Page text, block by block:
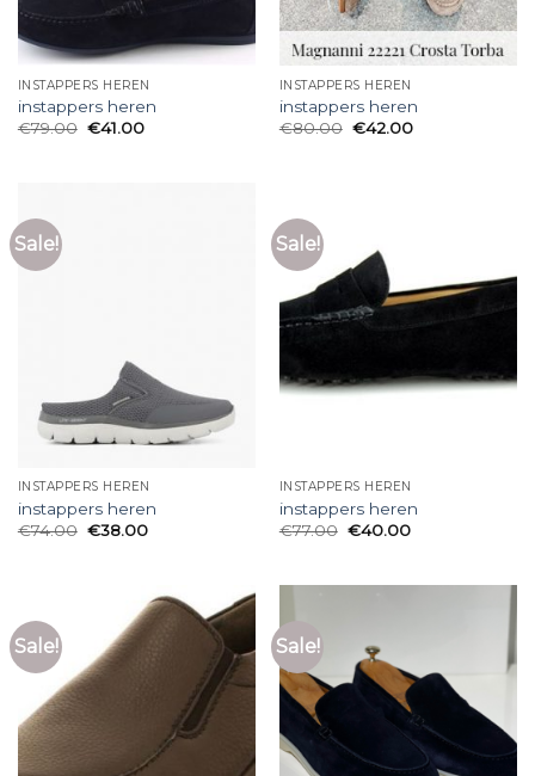
INSTAPPERS HEREN
instappers heren
€79.00 €41.00
INSTAPPERS HEREN
instappers heren
€80.00 €42.00
Sale!
INSTAPPERS HEREN
instappers heren
€74.00 €38.00
Sale!
INSTAPPERS HEREN
instappers heren
€77.00 €40.00
Sale! Sale!